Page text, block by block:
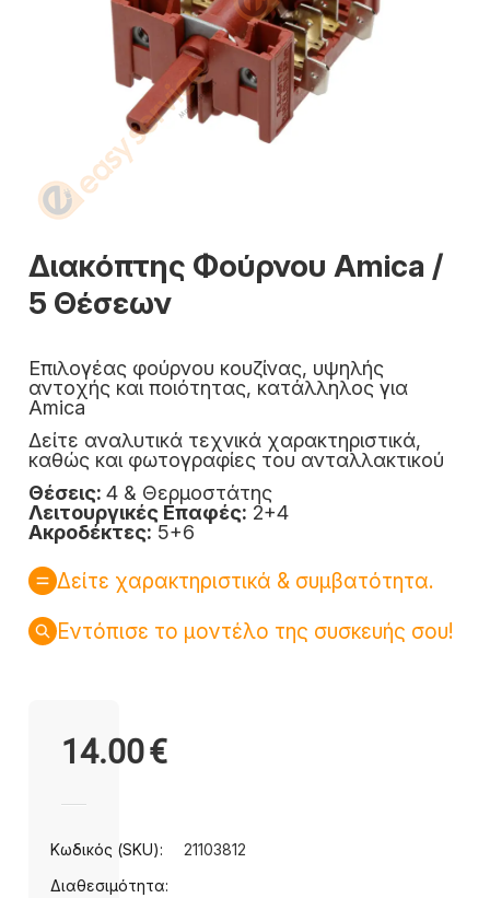
Διακόπτης Φούρνου Amica /
5 Θέσεων
Επιλογέας φούρνου κουζίνας, υψηλής
αντοχής και ποιότητας, κατάλληλος για
Amica
Δείτε αναλυτικά τεχνικά χαρακτηριστικά,
καθώς και φωτογραφίες του ανταλλακτικού
Θέσεις: 4 & Θερμοστάτης
Λειτουργικές Επαφές: 2+4
Ακροδέκτες: 5+6
Δείτε χαρακτηριστικά & συμβατότητα.
Εντόπισε το μοντέλο της συσκευής σου!
14.00€
Κωδικός (SKU):
21103812
Διαθεσιμότητα: